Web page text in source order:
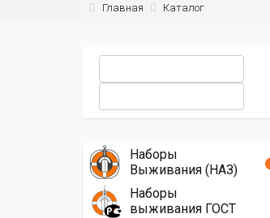
Главная Каталог
Наборы
Выживания (НАЗ)
Наборы
выживания ГОСТ